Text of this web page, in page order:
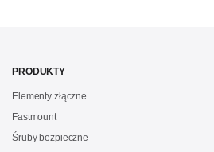
PRODUKTY
Elementy złączne
Fastmount
Śruby bezpieczne